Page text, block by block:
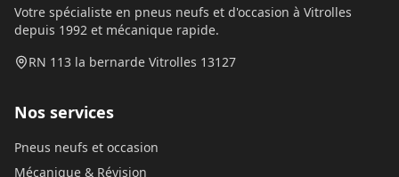
Votre spécialiste en pneus neufs et d'occasion à Vitrolles
depuis 1992 et mécanique rapide.
RN 113 la bernarde Vitrolles 13127
Nos services
Pneus neufs et occasion
Mécanique & Révision